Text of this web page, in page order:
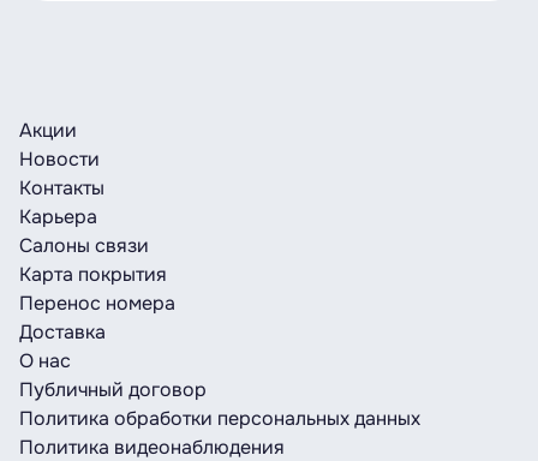
Акции
Новости
Контакты
Карьера
Салоны связи
Карта покрытия
Перенос номера
Доставка
О нас
Публичный договор
Политика обработки персональных данных
Политика видеонаблюдения